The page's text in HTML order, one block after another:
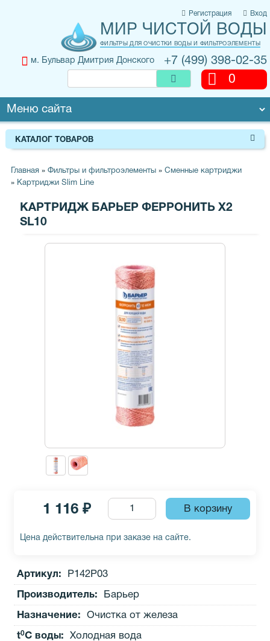
Регистрация Вход
МИР ЧИСТОЙ ВОДЫ
ФИЛЬТРЫ ДЛЯ ОЧИСТКИ ВОДЫ И ФИЛЬТРОЭЛЕМЕНТЫ
+7 (499) 398-02-35
м. Бульвар Дмитрия Донского
0
КАТАЛОГ ТОВАРОВ
Главная » Фильтры и фильтроэлементы » Сменные картриджи
» Картриджи Slim Line
КАРТРИДЖ БАРЬЕР ФЕРРОНИТЬ X2
SL10
1 116 ₽
Цена действительна при заказе на сайте.
Артикул: Р142Р03
Производитель: Барьер
Назначение: Очистка от железа
t0C воды: Холодная вода